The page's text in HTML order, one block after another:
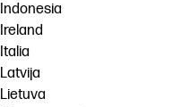
Indonesia
Ireland
Italia
Latvija
Lietuva